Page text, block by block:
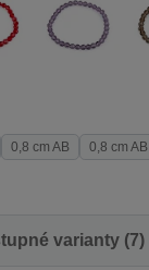
0,8 cm AB 0,8 cm AB
varianty (7)